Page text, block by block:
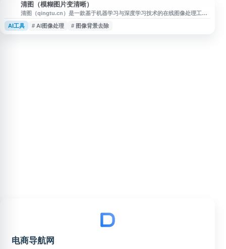
清图（模糊图片变清晰）
清图（qingtu.cn）是一款基于机器学习与深度学习技术的在线图像处理工
具，提供模糊图片高清化、证件照处理、黑白照片上色、图片背景去除等功
能。适用于老照片修复、低清图片优化、证件照制作及电商图片处理等场景，
AI工具 # AI图像处理 # 图像背景去除
电商导航网